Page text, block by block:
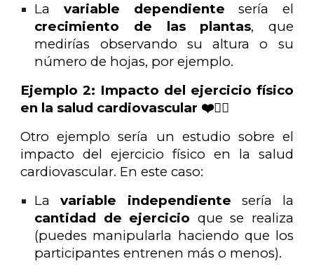
La variable dependiente sería el
crecimiento de las plantas, que
medirías observando su altura o su
número de hojas, por ejemplo.
Ejemplo 2: Impacto del ejercicio físico
en la salud cardiovascular ❤️🏃‍♂️
Otro ejemplo sería un estudio sobre el
impacto del ejercicio físico en la salud
cardiovascular. En este caso:
Lavariable independiente sería la
cantidad de ejercicio que se realiza
(puedes manipularla haciendo que los
participantes entrenen más o menos).